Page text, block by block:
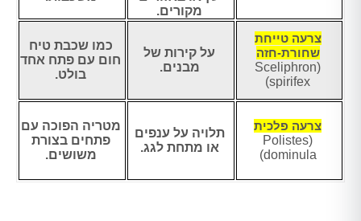
מקורים.
צרעה טייחת
שחורת-חזה
(Sceliphron
spirifex)
על קירות של
מבנים.
כמו שכבת טיח
חום עם פתח אחד
בולט.
צרעה פלכית
(Polistes
dominula)
תלויה על ענפים
או מתחת לגג.
מטריה הפוכה עם
פתחים בצורת
משושים.